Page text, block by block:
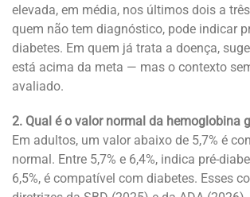
elevada, em média, nos últimos dois a
quem não tem diagnóstico, pode indicar
diabetes. Em quem já trata a doença,
está acima da meta — mas o contexto
avaliado.
2. Qual é o valor normal da hemoglobina
Em adultos, um valor abaixo de 5,7% é
normal. Entre 5,7% e 6,4%, indica pré-
6,5%, é compatível com diabetes. Esses